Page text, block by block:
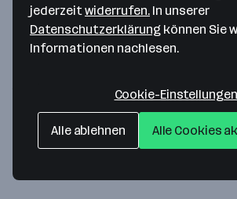
Fami Handels GmbH
— Route berechnen
Website
jederzeit widerrufen. In unserer
Datenschutzerklärung können Sie
Informationen nachlesen.
Cookie-Einstellungen
Alle ablehnen Alle Cookies